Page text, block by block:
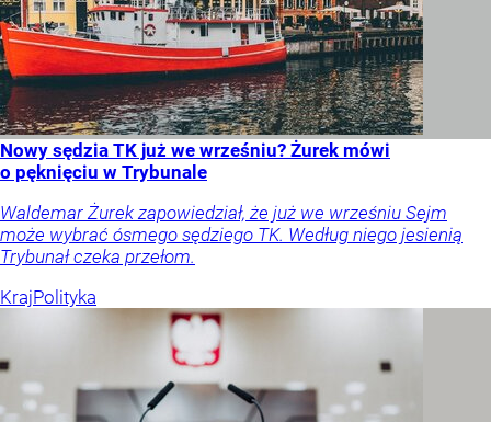
Nowy sędzia TK już we wrześniu? Żurek mówi
o pęknięciu w Trybunale
Waldemar Żurek zapowiedział, że już we wrześniu Sejm
może wybrać ósmego sędziego TK. Według niego jesienią
Trybunał czeka przełom.
KrajPolityka